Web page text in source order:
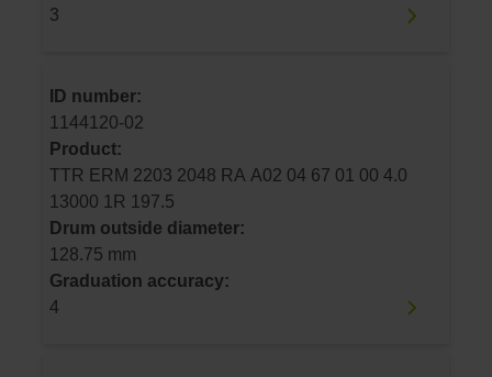
3
ID number:
1144120-02
Product:
TTR ERM 2203 2048 RA A02 04 67 01 00 4.0
13000 1R 197.5
Drum outside diameter:
128.75 mm
Graduation accuracy:
4